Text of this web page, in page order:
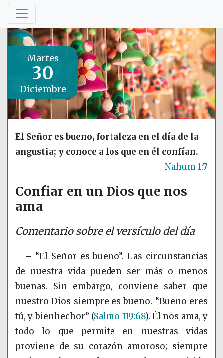
Martes
30
Diciembre
El Señor es bueno, fortaleza en el día de la
angustia; y conoce a los que en él confían.
Nahum 1:7
Confiar en un Dios que nos
ama
Comentario sobre el versículo del día
– “El Señor es bueno”. Las circunstancias
de nuestra vida pueden ser más o menos
buenas. Sin embargo, conviene saber que
nuestro Dios siempre es bueno. “Bueno eres
tú, y bienhechor” (Salmo 119:68). Él nos ama, y
todo lo que permite en nuestras vidas
proviene de su corazón amoroso; siempre